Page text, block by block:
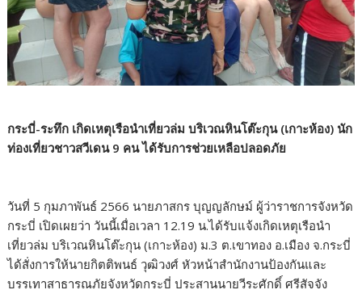
กระบี่-ระทึก เกิดเหตุเรือนำเที่ยวล่ม บริเวณหินโต๊ะกุน (เกาะห้อง) นัก
ท่องเที่ยวชาวสวีเดน 9 คน ได้รับการช่วยเหลือปลอดภัย
วันที่ 5 กุมภาพันธ์ 2566 นายภาสกร บุญญลักษม์ ผู้ว่าราชการจังหวัด
กระบี่ เปิดเผยว่า วันนี้เมื่อเวลา 12.19 น.ได้รับแจ้งเกิดเหตุเรือนำ
เที่ยวล่ม บริเวณหินโต๊ะกุน (เกาะห้อง) ม.3 ต.เขาทอง อ.เมือง จ.กระบี่
ได้สั่งการให้นายกิตติพนธ์ วุฒิวงศ์ หัวหน้าสำนักงานป้องกันและ
บรรเทาสาธารณภัยจังหวัดกระบี่ ประสานนายวีระศักดิ์ ศรีสัจจัง